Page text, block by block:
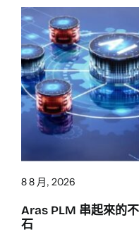
8 8 月, 2026
Aras PLM 串起來的
石